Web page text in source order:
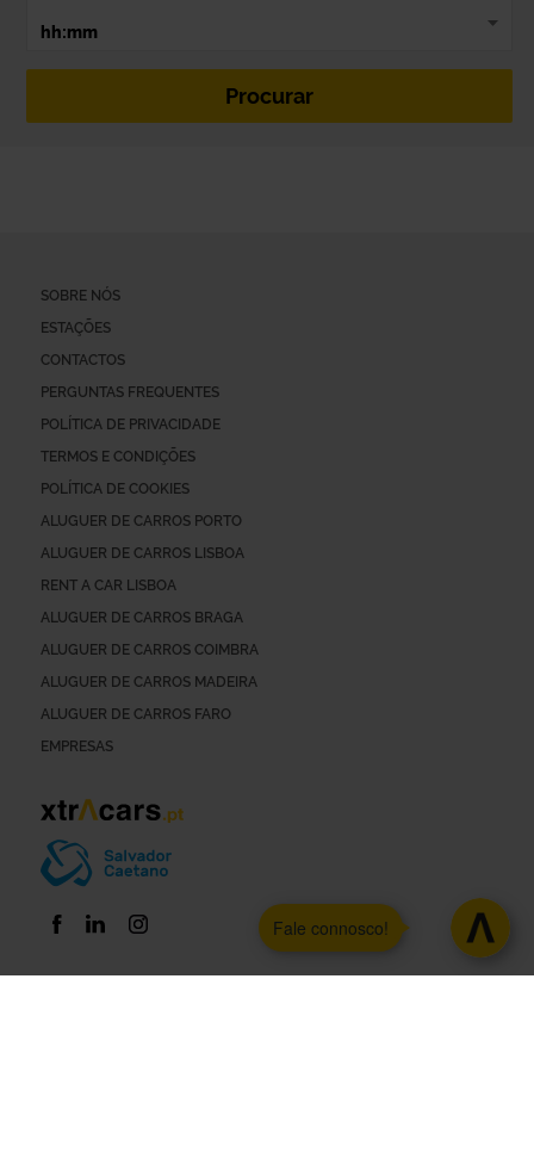
SOBRE NÓS
ESTAÇÕES
CONTACTOS
PERGUNTAS FREQUENTES
POLÍTICA DE PRIVACIDADE
TERMOS E CONDIÇÕES
POLÍTICA DE COOKIES
ALUGUER DE CARROS PORTO
ALUGUER DE CARROS LISBOA
RENT A CAR LISBOA
ALUGUER DE CARROS BRAGA
ALUGUER DE CARROS COIMBRA
ALUGUER DE CARROS MADEIRA
ALUGUER DE CARROS FARO
EMPRESAS
Fale connosco!